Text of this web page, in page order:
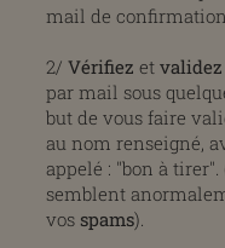
mail de
2/ Vérifiez etvalidez
par mail sous
but de vous faire
au nom renseigné,
appelé : "bon à
semblent
vos spams).